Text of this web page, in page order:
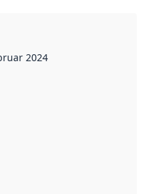
2024